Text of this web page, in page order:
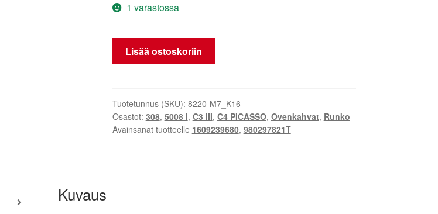
1 varastossa
Oikeanpuoleinen
ovikahva
III
ELSB
1609239680
Lisää ostoskoriin
Tuotetunnus (SKU): 8220-M7_K16
Osastot: 308, 5008 I, C3 III, C4 PICASSO, Ovenkahvat, Runko
Avainsanat tuotteelle 1609239680, 980297821T
Kuvaus